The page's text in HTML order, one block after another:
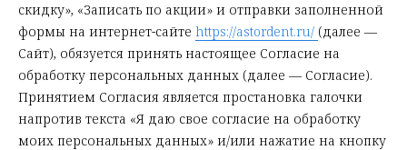
скидку», «Записать по акции» и отправки заполненной
формы на интернет-сайте https://astordent.ru/ (далее —
Сайт), обязуется принять настоящее Согласие на
обработку персональных данных (далее — Согласие).
Принятием Согласия является простановка галочки
напротив текста «Я даю свое согласие на обработку
моих персональных данных» и/или нажатие на кнопку